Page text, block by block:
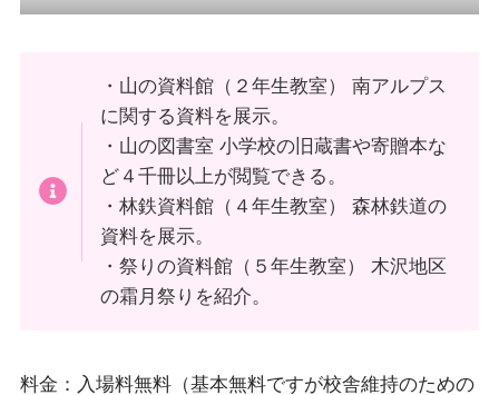
・山の資料館（２年生教室） 南アルプス
に関する資料を展示。
・山の図書室 小学校の旧蔵書や寄贈本な
ど４千冊以上が閲覧できる。
・林鉄資料館（４年生教室） 森林鉄道の
資料を展示。
・祭りの資料館（５年生教室） 木沢地区
の霜月祭りを紹介。
料金：入場料無料（基本無料ですが校舎維持のための